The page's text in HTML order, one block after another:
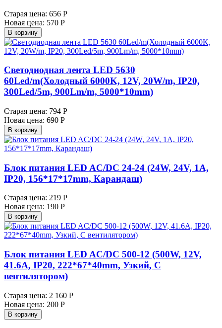
Старая цена: 656 Р
Новая цена: 570 Р
В корзину
Светодиодная лента LED 5630
60Led/m(Холодный 6000K, 12V, 20W/m, IP20,
300Led/5m, 900Lm/m, 5000*10mm)
Старая цена: 794 Р
Новая цена: 690 Р
В корзину
Блок питания LED AC/DC 24-24 (24W, 24V, 1A,
IP20, 156*17*17mm, Карандаш)
Старая цена: 219 Р
Новая цена: 190 Р
В корзину
Блок питания LED AC/DC 500-12 (500W, 12V,
41.6A, IP20, 222*67*40mm, Узкий, С
вентилятором)
Старая цена: 2 160 Р
Новая цена: 200 Р
В корзину